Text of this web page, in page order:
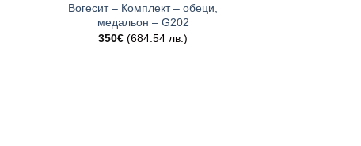
Вогесит – Комплект – обеци,
медальон – G202
350€ (684.54 лв.)